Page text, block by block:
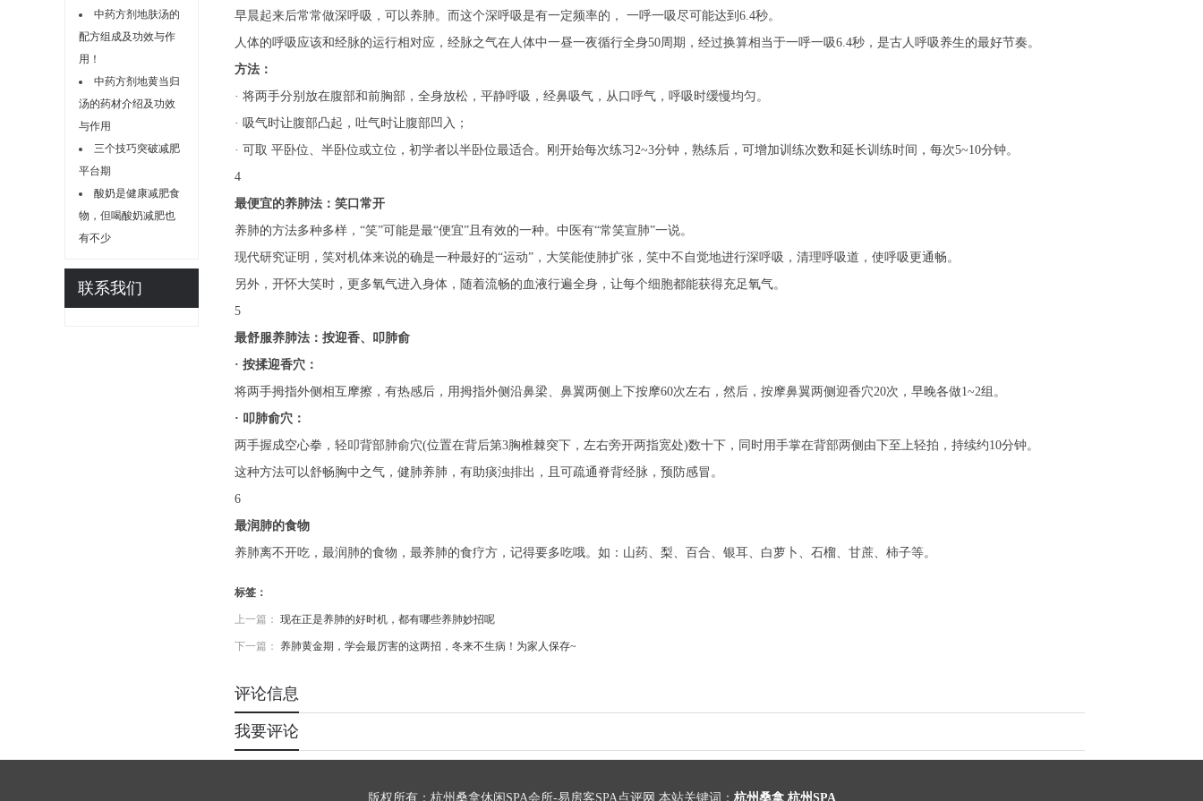
中药方剂地肤汤的
配方组成及功效与作
用！
中药方剂地黄当归
汤的药材介绍及功效
与作用
三个技巧突破减肥
平台期
酸奶是健康减肥食
物，但喝酸奶减肥也
有不少
联系我们
早晨起来后常常做深呼吸，可以养肺。而这个深呼吸是有一定频率的， 一呼一吸尽可能达到6.4秒。
人体的呼吸应该和经脉的运行相对应，经脉之气在人体中一昼一夜循行全身50周期，经过换算相当于一呼一吸6.4秒，是古人呼吸养生的最好节奏。
方法：
· 将两手分别放在腹部和前胸部，全身放松，平静呼吸，经鼻吸气，从口呼气，呼吸时缓慢均匀。
· 吸气时让腹部凸起，吐气时让腹部凹入；
· 可取 平卧位、半卧位或立位，初学者以半卧位最适合。刚开始每次练习2~3分钟，熟练后，可增加训练次数和延长训练时间，每次5~10分钟。
4
最便宜的养肺法：笑口常开
养肺的方法多种多样，“笑”可能是最“便宜”且有效的一种。中医有“常笑宣肺”一说。
现代研究证明，笑对机体来说的确是一种最好的“运动”，大笑能使肺扩张，笑中不自觉地进行深呼吸，清理呼吸道，使呼吸更通畅。
另外，开怀大笑时，更多氧气进入身体，随着流畅的血液行遍全身，让每个细胞都能获得充足氧气。
5
最舒服养肺法：按迎香、叩肺俞
· 按揉迎香穴：
将两手拇指外侧相互摩擦，有热感后，用拇指外侧沿鼻梁、鼻翼两侧上下按摩60次左右，然后，按摩鼻翼两侧迎香穴20次，早晚各做1~2组。
· 叩肺俞穴：
两手握成空心拳，轻叩背部肺俞穴(位置在背后第3胸椎棘突下，左右旁开两指宽处)数十下，同时用手掌在背部两侧由下至上轻拍，持续约10分钟。
这种方法可以舒畅胸中之气，健肺养肺，有助痰浊排出，且可疏通脊背经脉，预防感冒。
6
最润肺的食物
养肺离不开吃，最润肺的食物，最养肺的食疗方，记得要多吃哦。如：山药、梨、百合、银耳、白萝卜、石榴、甘蔗、柿子等。
标签：
上一篇： 现在正是养肺的好时机，都有哪些养肺妙招呢
下一篇： 养肺黄金期，学会最厉害的这两招，冬来不生病！为家人保存~
评论信息
我要评论
版权所有：杭州桑拿休闲SPA会所-易房客SPA点评网 本站关键词： 杭州桑拿 杭州SPA